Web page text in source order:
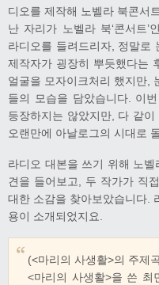
디오를 제작해 노벨라 북콘서
난 자리가 노벨라 북‘콘서트’
라디오를 들려드리자, 정말로
제작자가 굉장히 뿌듯했다는
얼굴을 모자이크처리 했지만,
들의 모습을 담았습니다. 이
등장하지는 않았지만, 다 같
오랜만에 아날로그의 시대로
라디오 대본을 쓰기 위해 노
견을 들어보고, 두 작가가 직
대한 소감을 찾아보았습니다.
용이 소개되었지요.
(<마리의 사생활>의 주제
<마리의 사생활>을 쓴 최